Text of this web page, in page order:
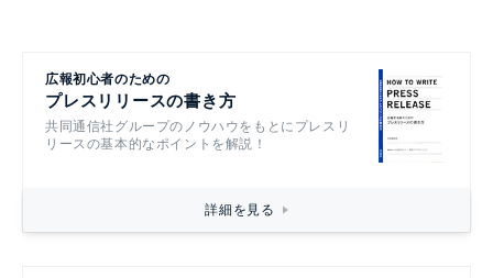
広報初心者のための
プレスリリースの書き方
共同通信社グループのノウハウをもとにプレスリ
リースの基本的なポイントを解説！
詳細を見る